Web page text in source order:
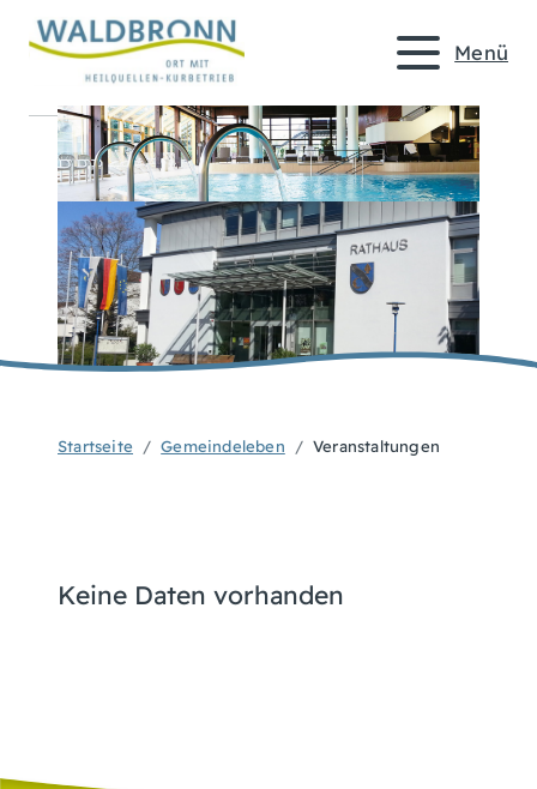
Menü
Startseite Gemeindeleben Veranstaltungen
Keine Daten vorhanden